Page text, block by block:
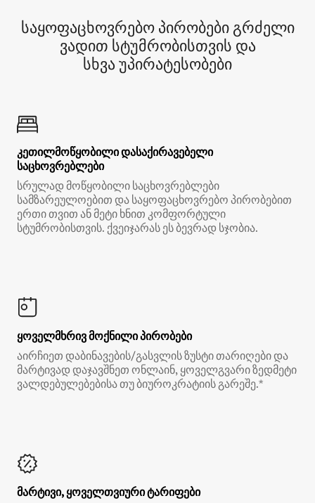
საყოფაცხოვრებო პირობები გრძელი
ვადით სტუმრობისთვის და
სხვა უპირატესობები
კეთილმოწყობილი დასაქირავებელი
საცხოვრებლები
სრულად მოწყობილი საცხოვრებლები
სამზარეულოებით და საყოფაცხოვრებო პირობებით
ერთი თვით ან მეტი ხნით კომფორტული
სტუმრობისთვის. ქვეიჯარას ეს ბევრად სჯობია.
ყოველმხრივ მოქნილი პირობები
აირჩიეთ დაბინავების/გასვლის ზუსტი თარიღები და
მარტივად დაჯავშნეთ ონლაინ, ყოველგვარი ზედმეტი
ვალდებულებებისა თუ ბიუროკრატიის გარეშე.*
მარტივი, ყოველთვიური ტარიფები